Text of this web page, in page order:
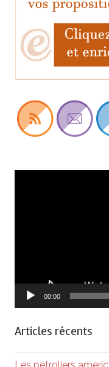
00:00
Articles récents